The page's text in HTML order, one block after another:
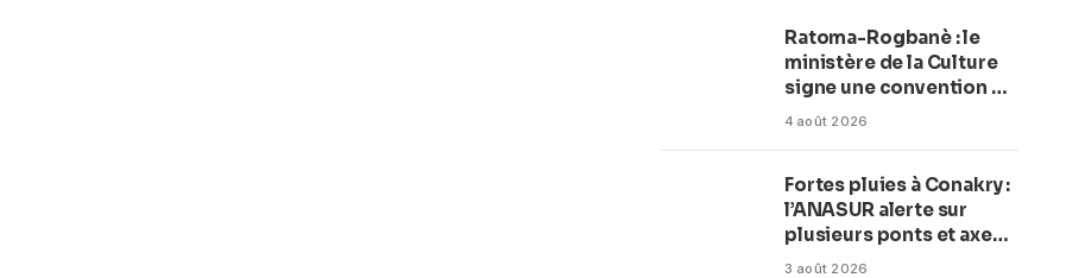
Ratoma-Rogbanè : le
ministère de la Culture
signe une convention de
42 millions de dollars
balnéaire
4 août 2026
Fortes pluies à Conakry :
l’ANASUR alerte sur
plusieurs ponts et axes
routiers
3 août 2026